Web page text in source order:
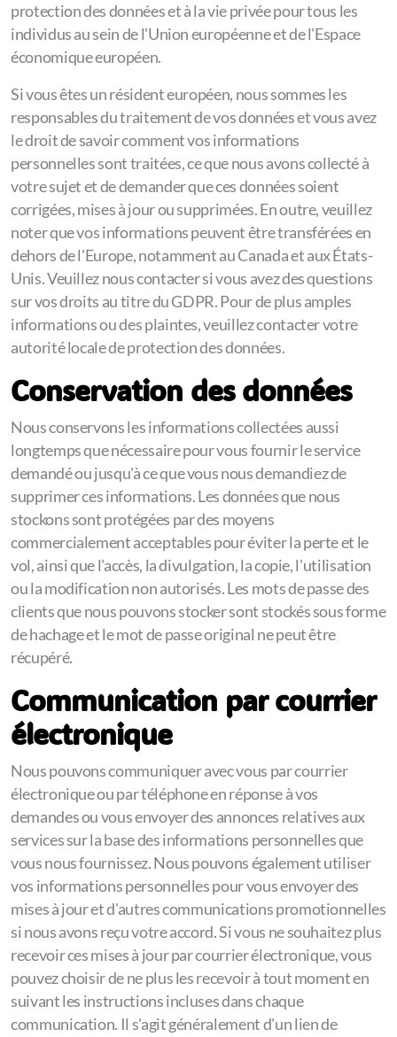
protection des données et à la vie privée pour tous les
individus au sein de l'Union européenne et de l'Espace
économique européen.
Si vous êtes un résident européen, nous sommes les
responsables du traitement de vos données et vous avez
le droit de savoir comment vos informations
personnelles sont traitées, ce que nous avons collecté à
votre sujet et de demander que ces données soient
corrigées, mises à jour ou supprimées. En outre, veuillez
noter que vos informations peuvent être transférées en
dehors de l'Europe, notamment au Canada et aux États-
Unis. Veuillez nous contacter si vous avez des questions
sur vos droits au titre du GDPR. Pour de plus amples
informations ou des plaintes, veuillez contacter votre
autorité locale de protection des données.
Conservation des données
Nous conservons les informations collectées aussi
longtemps que nécessaire pour vous fournir le service
demandé ou jusqu'à ce que vous nous demandiez de
supprimer ces informations. Les données que nous
stockons sont protégées par des moyens
commercialement acceptables pour éviter la perte et le
vol, ainsi que l'accès, la divulgation, la copie, l'utilisation
ou la modification non autorisés. Les mots de passe des
clients que nous pouvons stocker sont stockés sous forme
de hachage et le mot de passe original ne peut être
récupéré.
Communication par courrier
électronique
Nous pouvons communiquer avec vous par courrier
électronique ou par téléphone en réponse à vos
demandes ou vous envoyer des annonces relatives aux
services sur la base des informations personnelles que
vous nous fournissez. Nous pouvons également utiliser
vos informations personnelles pour vous envoyer des
mises à jour et d'autres communications promotionnelles
si nous avons reçu votre accord. Si vous ne souhaitez plus
recevoir ces mises à jour par courrier électronique, vous
pouvez choisir de ne plus les recevoir à tout moment en
suivant les instructions incluses dans chaque
communication. Il s'agit généralement d'un lien de